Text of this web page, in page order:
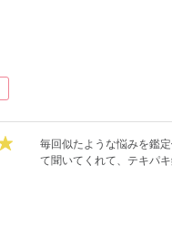
毎回似たような悩みを鑑
て聞いてくれて、テキパキ